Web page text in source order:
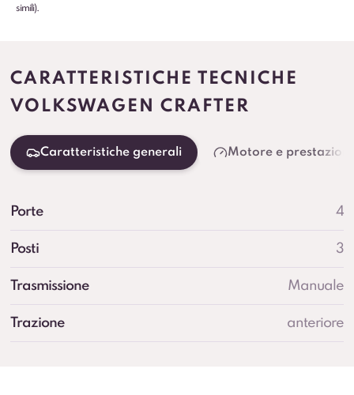
simili).
CARATTERISTICHE TECNICHE
VOLKSWAGEN CRAFTER
Caratteristiche generali Motore e prestazioni
Porte 4
Posti 3
Trasmissione Manuale
Trazione anteriore